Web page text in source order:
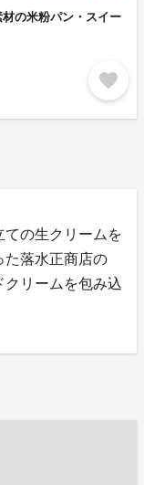
の米粉パン・スイー
favorite
の生クリームを
た落水正商店の
クリームを包み込